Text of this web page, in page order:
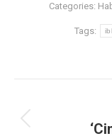
Categories:
Tags: